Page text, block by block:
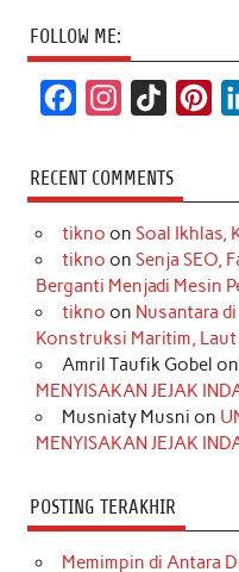
FOLLOW ME:
c
e
b
o
k
s
t
a
r
a
m
k
T
o
k
t
e
r
e
s
t
RECENT COMMENTS
tikno on Soal Ikhlas,
tikno on Senja SEO,
Berganti Menjadi Mesin
tikno on Nusantara
Konstruksi Maritim, Laut
Amril Taufik Gobel on
MENYISAKAN JEJAK
Musniaty Musni on
MENYISAKAN JEJAK
POSTING TERAKHIR
Memimpin di Antara